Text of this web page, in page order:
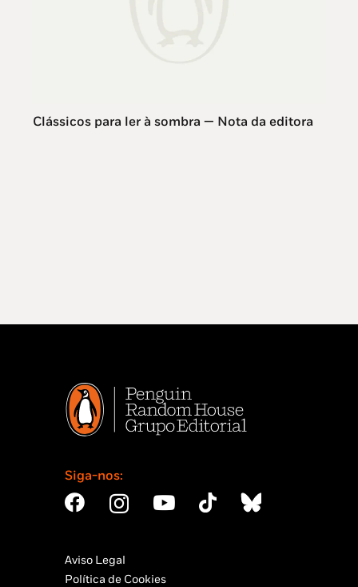
Clássicos para ler à sombra — Nota da editora
Siga-nos:
Aviso Legal
Política de Cookies